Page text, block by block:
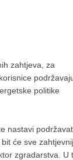
zahtjeva, za
politike
nastavi
će sve
zgradarstva. U